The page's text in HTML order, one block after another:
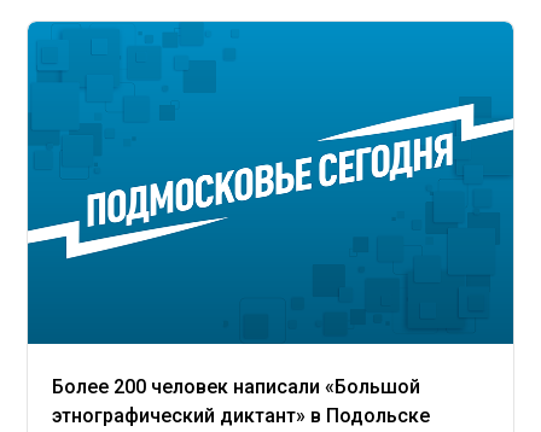
Более 200 человек написали «Большой
этнографический диктант» в Подольске